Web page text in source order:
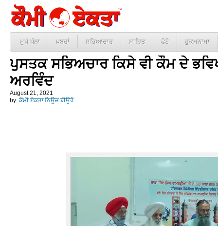
ਮੁਖੱ ਪੰਨਾ ਖ਼ਬਰਾਂ ਸਭਿਆਚਾਰ ਸਾਹਿਤ ਫੋਟੋ ਹੁਕਮਨਾਮਾ
ਪੁਸਤਕ ਸਭਿਅਚਾਰ ਕਿਸੇ ਵੀ ਕੌਮ ਦੇ
ਅਰਵਿੰਦ
August 21, 2021
by: ਕੌਮੀ ਏਕਤਾ ਨਿਊਜ਼ ਬੀਊਰੋ